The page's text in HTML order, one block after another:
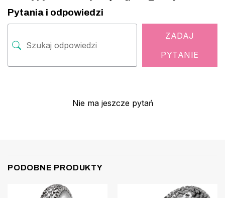
Pytania i odpowiedzi
ZADAJ
PYTANIE
Nie ma jeszcze pytań
PODOBNE PRODUKTY